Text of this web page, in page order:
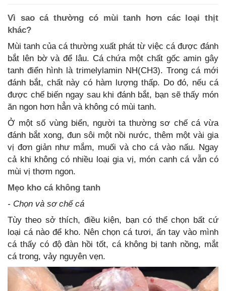
Vì sao cá thường có mùi tanh hơn các loại thịt
khác?
Mùi tanh của cá thường xuất phát từ việc cá được đánh
bắt lên bờ và để lâu. Cá chứa một chất gốc amin gây
tanh điển hình là trimelylamin NH(CH3). Trong cá mới
đánh bắt, chất này có hàm lượng thấp. Do đó, nếu cá
được chế biến ngay sau khi đánh bắt, bạn sẽ thấy món
ăn ngon hơn hẳn và không có mùi tanh.
Ở một số vùng biển, người ta thường sơ chế cá vừa
đánh bắt xong, đun sôi một nồi nước, thêm một vài gia
vị đơn giản như mắm, muối và cho cá vào nấu. Ngay
cả khi không có nhiều loại gia vị, món canh cá vẫn có
mùi vị thơm ngon.
Mẹo kho cá không tanh
- Chọn và sơ chế cá
Tùy theo sở thích, điều kiện, bạn có thể chọn bất cứ
loại cá nào để kho. Nên chọn cá tươi, ấn tay vào mình
cá thấy có độ đàn hồi tốt, cá không bị tanh nồng, mắt
cá trong, vảy nguyên vẹn.